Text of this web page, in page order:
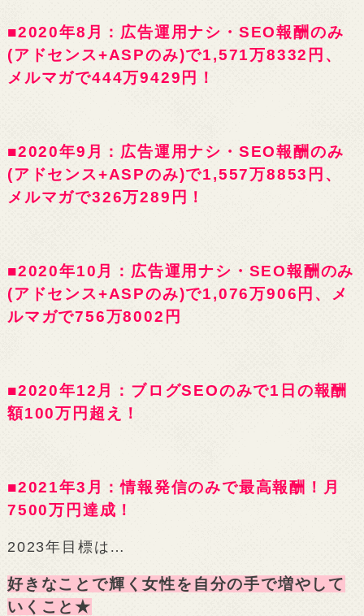
■2020年8月：広告運用ナシ・SEO報酬のみ
(アドセンス+ASPのみ)で1,571万8332円、
メルマガで444万9429円！
■2020年9月：広告運用ナシ・SEO報酬のみ
(アドセンス+ASPのみ)で1,557万8853円、
メルマガで326万289円！
■2020年10月：広告運用ナシ・SEO報酬のみ
(アドセンス+ASPのみ)で1,076万906円、メ
ルマガで756万8002円
■2020年12月：ブログSEOのみで1日の報酬
額100万円超え！
■2021年3月：情報発信のみで最高報酬！月
7500万円達成！
2023年目標は…
好きなことで輝く女性を自分の手で増やして
いくこと★